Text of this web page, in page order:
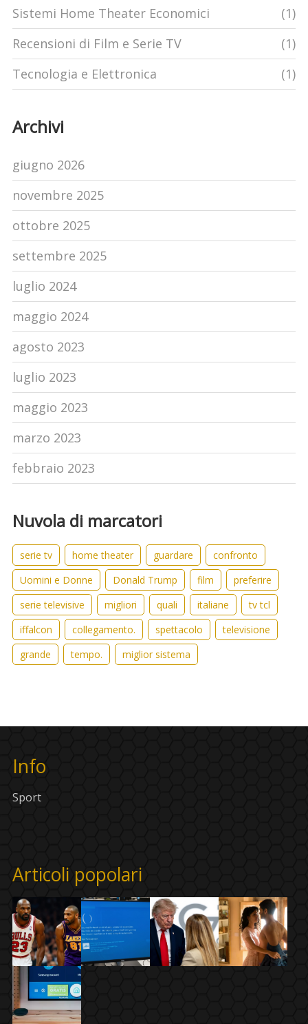
Sistemi Home Theater Economici
(1)
Recensioni di Film e Serie TV
(1)
Tecnologia e Elettronica
(1)
Archivi
giugno 2026
novembre 2025
ottobre 2025
settembre 2025
luglio 2024
maggio 2024
agosto 2023
luglio 2023
maggio 2023
marzo 2023
febbraio 2023
Nuvola di marcatori
serie tv home theater guardare
confronto
Uomini e Donne
Donald Trump film
preferire
serie televisive
migliori quali italiane
tv tcl
iffalcon
collegamento. spettacolo
televisione
grande
tempo. miglior sistema
Info
Sport
Articoli popolari